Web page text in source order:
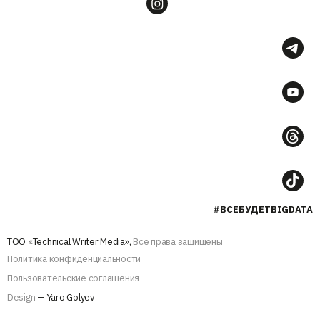
#ВСЕБУДЕТBIGDATA
ТОО «Technical Writer Media», Все права защищены
Политика конфиденциальности
Пользовательские соглашения
Design — Yaro Golyev